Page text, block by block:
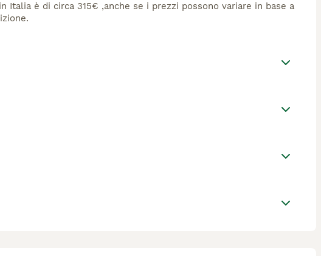
Italia è di circa 315€ ,anche se i prezzi possono variare in base a